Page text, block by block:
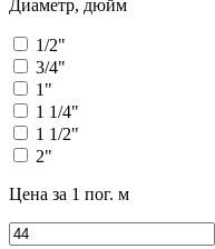
Диаметр, дюйм
1/2"
3/4"
1"
1 1/4"
1 1/2"
2"
Цена за 1 пог. м